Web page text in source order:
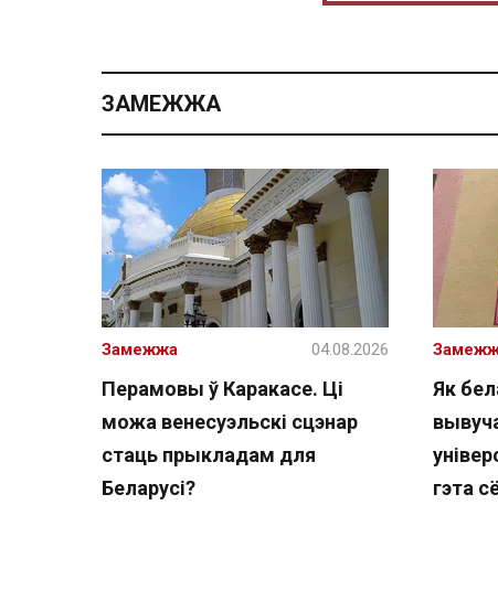
ЗАМЕЖЖА
Перамовы ў Каракасе. Ці
можа венесуэльскі сцэнар
стаць прыкладам для
Беларусі?
Замежжа 04.08.2026
Як
гэта